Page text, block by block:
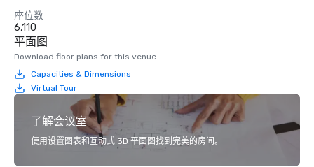
座位数
6,110
平面图
Download floor plans for this venue.
Capacities & Dimensions
Virtual Tour
了解会议室
使用设置图表和互动式 3D 平面图找到完美的房间。